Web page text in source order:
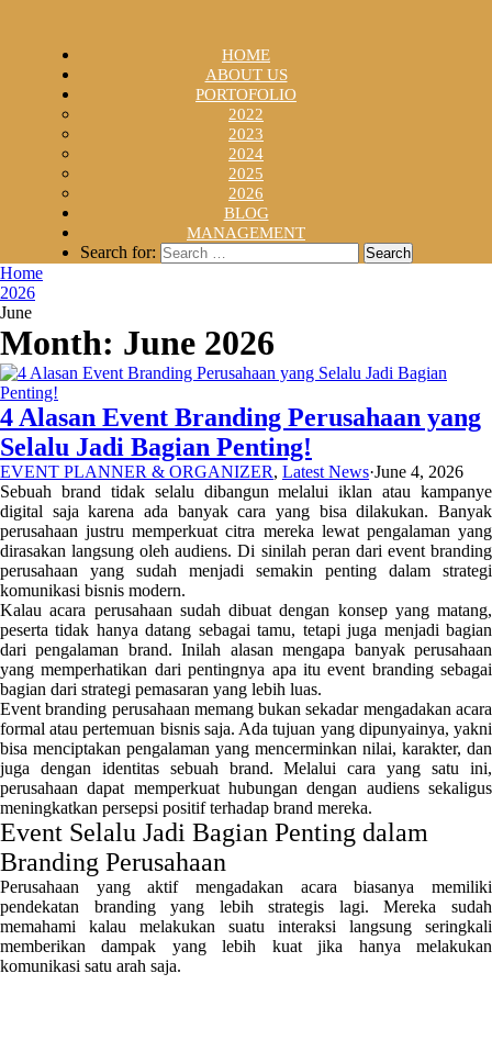
HOME
ABOUT US
PORTOFOLIO
2022
2023
2024
2025
2026
BLOG
MANAGEMENT
Search for:
Home
2026
June
Month: June 2026
4 Alasan Event Branding Perusahaan yang
Selalu Jadi Bagian Penting!
EVENT PLANNER & ORGANIZER, Latest News·June 4, 2026
Sebuah brand tidak selalu dibangun melalui iklan atau kampanye
digital saja karena ada banyak cara yang bisa dilakukan. Banyak
perusahaan justru memperkuat citra mereka lewat pengalaman yang
dirasakan langsung oleh audiens. Di sinilah peran dari event branding
perusahaan yang sudah menjadi semakin penting dalam strategi
komunikasi bisnis modern.
Kalau acara perusahaan sudah dibuat dengan konsep yang matang,
peserta tidak hanya datang sebagai tamu, tetapi juga menjadi bagian
dari pengalaman brand. Inilah alasan mengapa banyak perusahaan
yang memperhatikan dari pentingnya apa itu event branding sebagai
bagian dari strategi pemasaran yang lebih luas.
Event branding perusahaan memang bukan sekadar mengadakan acara
formal atau pertemuan bisnis saja. Ada tujuan yang dipunyainya, yakni
bisa menciptakan pengalaman yang mencerminkan nilai, karakter, dan
juga dengan identitas sebuah brand. Melalui cara yang satu ini,
perusahaan dapat memperkuat hubungan dengan audiens sekaligus
meningkatkan persepsi positif terhadap brand mereka.
Event Selalu Jadi Bagian Penting dalam
Branding Perusahaan
Perusahaan yang aktif mengadakan acara biasanya memiliki
pendekatan branding yang lebih strategis lagi. Mereka sudah
memahami kalau melakukan suatu interaksi langsung seringkali
memberikan dampak yang lebih kuat jika hanya melakukan
komunikasi satu arah saja.